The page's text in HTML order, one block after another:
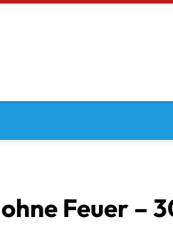
Feuer –